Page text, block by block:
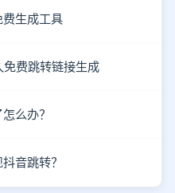
生成工具
费跳转链接生成
么办？
音跳转？